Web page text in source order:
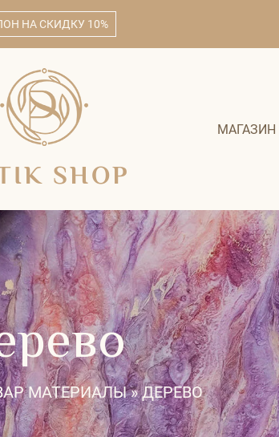
НА СКИДКУ 10%
SHOP
МАГАЗИН
МАТЕРИАЛЫ»ДЕРЕВО